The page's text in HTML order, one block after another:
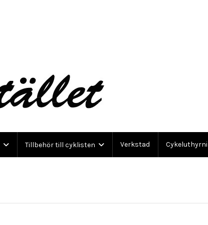
Tillbehör till cyklisten Verkstad